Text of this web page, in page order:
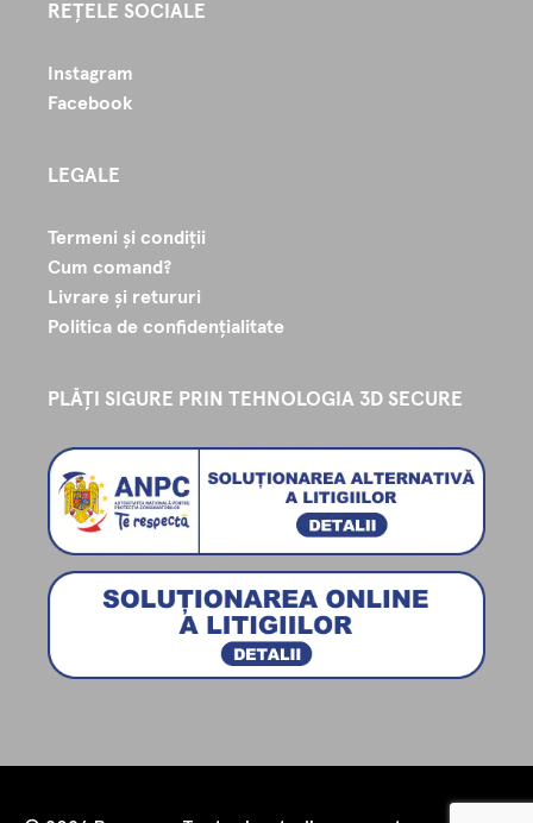
REȚELE SOCIALE
Instagram
Facebook
LEGALE
Termeni și condiții
Cum comand?
Livrare și retururi
Politica de confidențialitate
PLĂȚI SIGURE PRIN TEHNOLOGIA 3D SECURE